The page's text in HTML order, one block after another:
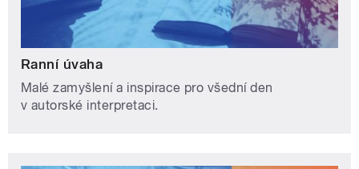
Ranní úvaha
Malé zamyšlení a inspirace pro všední den
v autorské interpretaci.